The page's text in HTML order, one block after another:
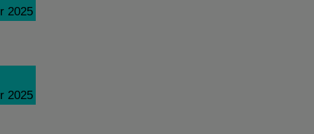
2025
2025